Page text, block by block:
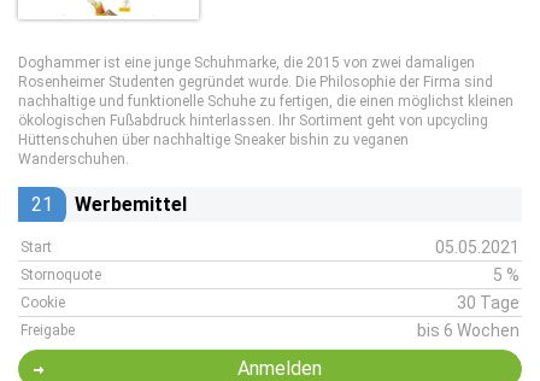
Doghammer ist eine junge Schuhmarke, die 2015 von zwei damaligen
Rosenheimer Studenten gegründet wurde. Die Philosophie der Firma sind
nachhaltige und funktionelle Schuhe zu fertigen, die einen möglichst kleinen
ökologischen Fußabdruck hinterlassen. Ihr Sortiment geht von upcycling
Hüttenschuhen über nachhaltige Sneaker bishin zu veganen
Wanderschuhen.
21 Werbemittel
Start 05.05.2021
Stornoquote 5 %
Cookie 30 Tage
Freigabe bis 6 Wochen
Anmelden